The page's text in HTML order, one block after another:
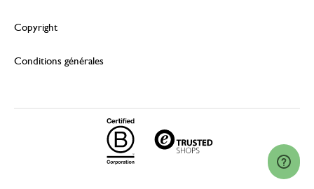
Copyright
Conditions générales